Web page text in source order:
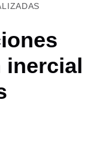
inercial